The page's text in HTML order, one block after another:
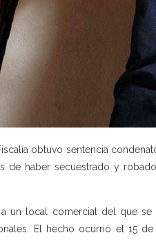
obtuvo sentencia
de haber secuestrado y
un local comercial del que se
El hecho ocurrió el 15